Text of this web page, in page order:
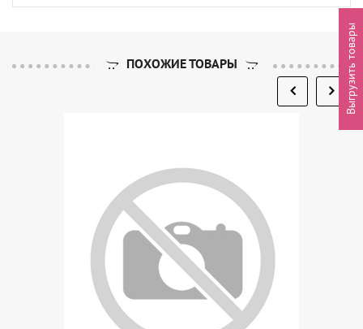
ПОХОЖИЕ ТОВАРЫ Выгрузить товары